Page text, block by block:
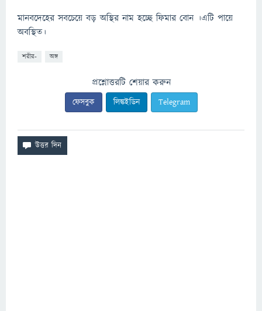
মানবদেহের সবচেয়ে বড় অস্থির নাম হচ্ছে ফিমার বোন ।এটি পায়ে
অবস্থিত।
শরীর- অঙ্গ
প্রশ্নোত্তরটি শেয়ার করুন
ফেসবুক লিঙ্কইডিন Telegram